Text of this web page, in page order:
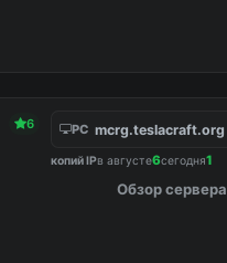
6 PC mcrg.teslacraft.org
копий IPв августе6сегодня1
Обзор сервера